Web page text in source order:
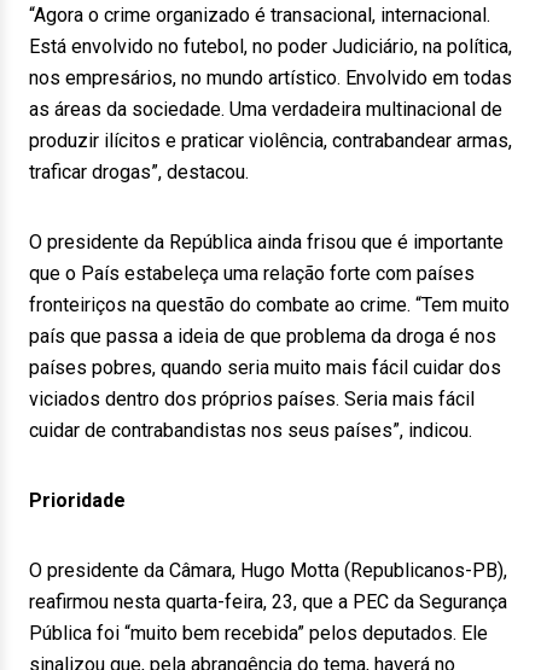
“Agora o crime organizado é transacional, internacional.
Está envolvido no futebol, no poder Judiciário, na política,
nos empresários, no mundo artístico. Envolvido em todas
as áreas da sociedade. Uma verdadeira multinacional de
produzir ilícitos e praticar violência, contrabandear armas,
traficar drogas”, destacou.
O presidente da República ainda frisou que é importante
que o País estabeleça uma relação forte com países
fronteiriços na questão do combate ao crime. “Tem muito
país que passa a ideia de que problema da droga é nos
países pobres, quando seria muito mais fácil cuidar dos
viciados dentro dos próprios países. Seria mais fácil
cuidar de contrabandistas nos seus países”, indicou.
Prioridade
O presidente da Câmara, Hugo Motta (Republicanos-PB),
reafirmou nesta quarta-feira, 23, que a PEC da Segurança
Pública foi “muito bem recebida” pelos deputados. Ele
sinalizou que, pela abrangência do tema, haverá no